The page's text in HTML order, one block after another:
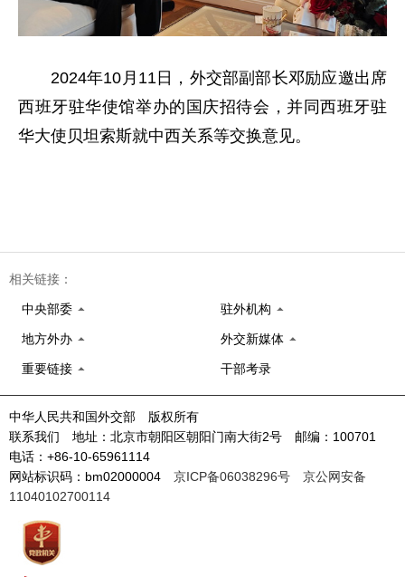
2024年10月11日，外交部副部长邓励应邀出席
西班牙驻华使馆举办的国庆招待会，并同西班牙驻
华大使贝坦索斯就中西关系等交换意见。
相关链接：
中央部委 驻外机构
地方外办 外交新媒体
重要链接 干部考录
中华人民共和国外交部 版权所有
联系我们 地址：北京市朝阳区朝阳门南大街2号 邮编：100701
电话：+86-10-65961114
网站标识码：bm02000004 京ICP备06038296号
京公网安备
11040102700114